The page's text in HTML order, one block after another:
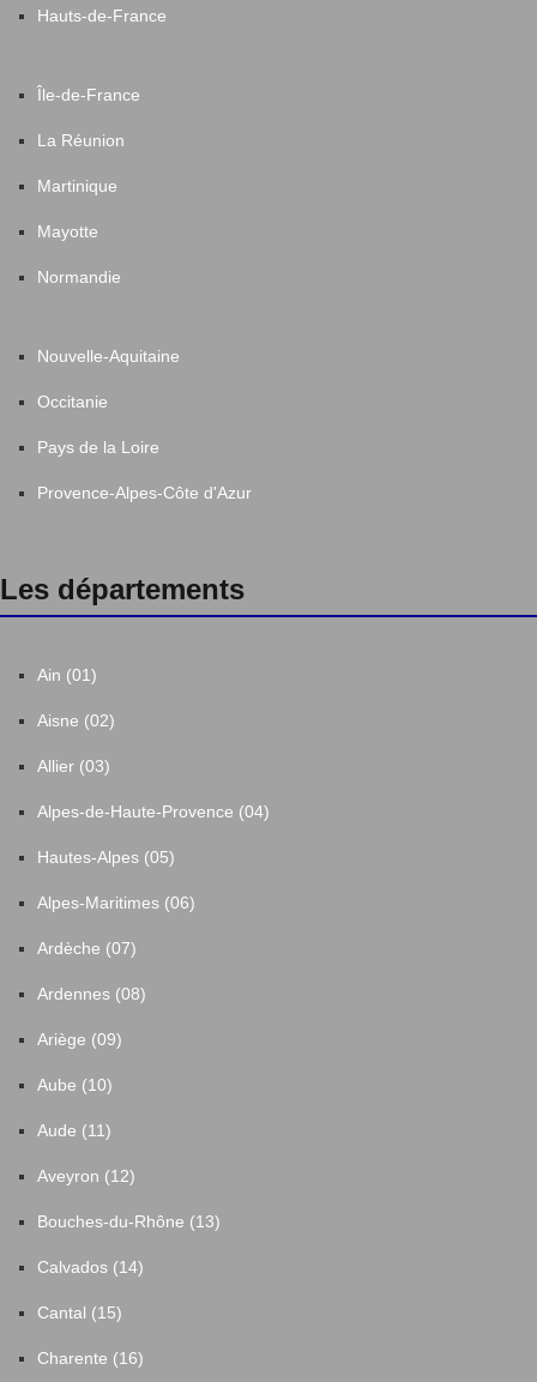
Hauts-de-France
Île-de-France
La Réunion
Martinique
Mayotte
Normandie
Nouvelle-Aquitaine
Occitanie
Pays de la Loire
Provence-Alpes-Côte d'Azur
Les départements
Ain (01)
Aisne (02)
Allier (03)
Alpes-de-Haute-Provence (04)
Hautes-Alpes (05)
Alpes-Maritimes (06)
Ardèche (07)
Ardennes (08)
Ariège (09)
Aube (10)
Aude (11)
Aveyron (12)
Bouches-du-Rhône (13)
Calvados (14)
Cantal (15)
Charente (16)